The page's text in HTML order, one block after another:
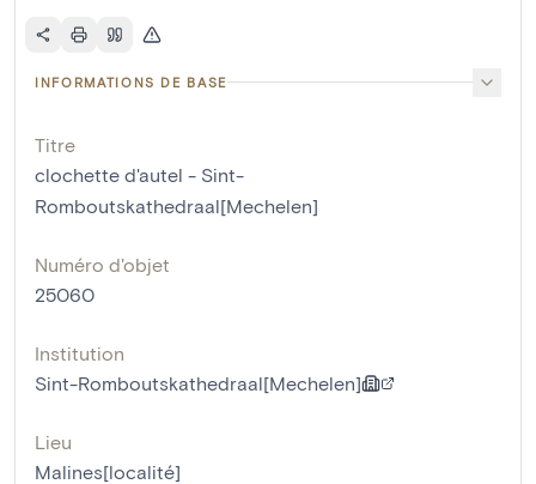
INFORMATIONS DE BASE
Titre
clochette d'autel - Sint-
Romboutskathedraal[Mechelen]
Numéro d'objet
25060
Institution
Sint-Romboutskathedraal[Mechelen]
Lieu
Malines[localité]